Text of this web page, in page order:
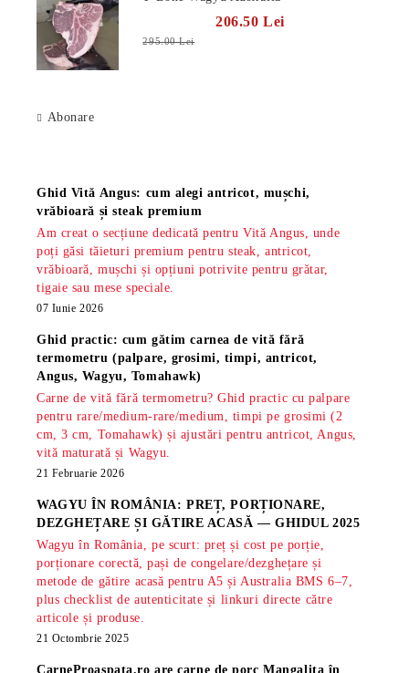
206.50 Lei
295.00 Lei
Abonare
Ghid Vită Angus: cum alegi antricot, mușchi,
vrăbioară și steak premium
Am creat o secțiune dedicată pentru Vită Angus, unde
poți găsi tăieturi premium pentru steak, antricot,
vrăbioară, mușchi și opțiuni potrivite pentru grătar,
tigaie sau mese speciale.
07 Iunie 2026
Ghid practic: cum gătim carnea de vită fără
termometru (palpare, grosimi, timpi, antricot,
Angus, Wagyu, Tomahawk)
Carne de vită fără termometru? Ghid practic cu palpare
pentru rare/medium-rare/medium, timpi pe grosimi (2
cm, 3 cm, Tomahawk) și ajustări pentru antricot, Angus,
vită maturată și Wagyu.
21 Februarie 2026
WAGYU ÎN ROMÂNIA: PREȚ, PORȚIONARE,
DEZGHEȚARE ȘI GĂTIRE ACASĂ — GHIDUL 2025
Wagyu în România, pe scurt: preț și cost pe porție,
porționare corectă, pași de congelare/dezghețare și
metode de gătire acasă pentru A5 și Australia BMS 6–7,
plus checklist de autenticitate și linkuri directe către
articole și produse.
21 Octombrie 2025
CarneProaspata.ro arecarne de porc Mangalita în